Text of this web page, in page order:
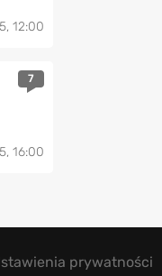
12:00
7
16:00
prywatności